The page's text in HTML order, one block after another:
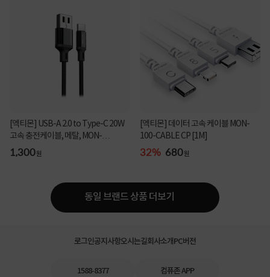
[엑티몬] USB-A 2.0 to Type-C 20W
고속 충전케이블, 메탈, MON-
MCABLE-120 [1.2m]
1,300원
[엑티몬] 데이터 고속 케이블 MON-
100-CABLE CP [1M]
32% 680원
동일 브랜드 상품 더보기
로그인공지사항오시는길회사소개PC버전
1588-8377 컴퓨존 APP